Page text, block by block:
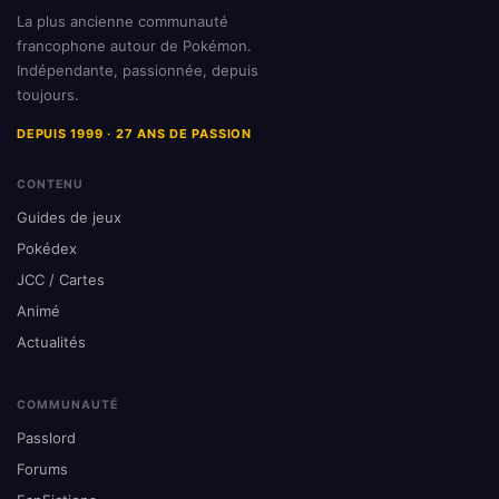
La plus ancienne communauté
francophone autour de Pokémon.
Indépendante, passionnée, depuis
toujours.
DEPUIS 1999 · 27 ANS DE PASSION
CONTENU
Guides de jeux
Pokédex
JCC / Cartes
Animé
Actualités
COMMUNAUTÉ
Passlord
Forums